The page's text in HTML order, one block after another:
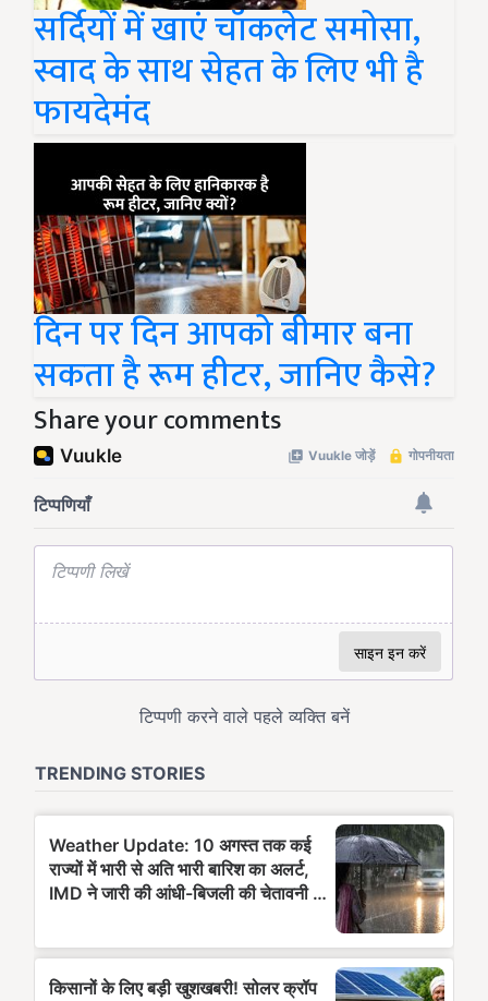
सर्दियों में खाएं चॉकलेट समोसा,
स्वाद के साथ सेहत के लिए भी है
फायदेमंद
दिन पर दिन आपको बीमार बना
सकता है रूम हीटर, जानिए कैसे?
Share your comments